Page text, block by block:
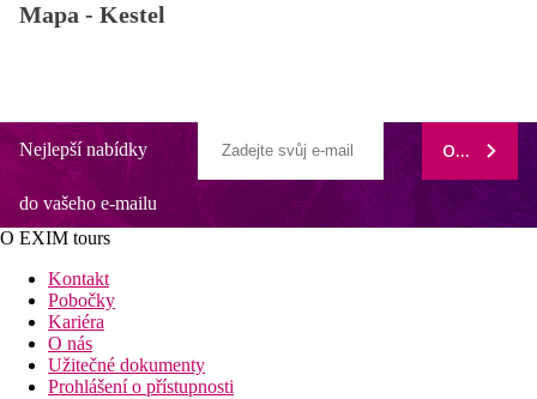
Mapa - Kestel
Nejlepší nabídky
do vašeho e-mailu
ODEBÍRAT
O EXIM tours
Kontakt
Pobočky
Kariéra
O nás
Užitečné dokumenty
Prohlášení o přístupnosti